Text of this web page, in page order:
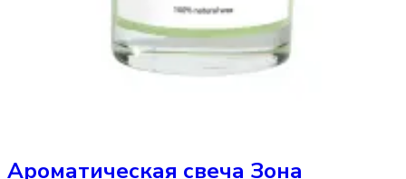
Ароматическая свеча Зона